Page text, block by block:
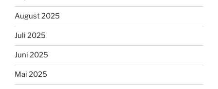
August 2025
Juli 2025
Juni 2025
Mai 2025